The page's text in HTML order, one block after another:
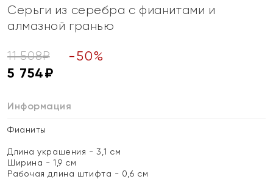
Серьги из серебра с фианитами и
алмазной гранью
11 508₽ -50%
5 754₽
Информация
Фианиты
Длина украшения - 3,1 см
Ширина - 1,9 см
Рабочая длина штифта - 0,6 см